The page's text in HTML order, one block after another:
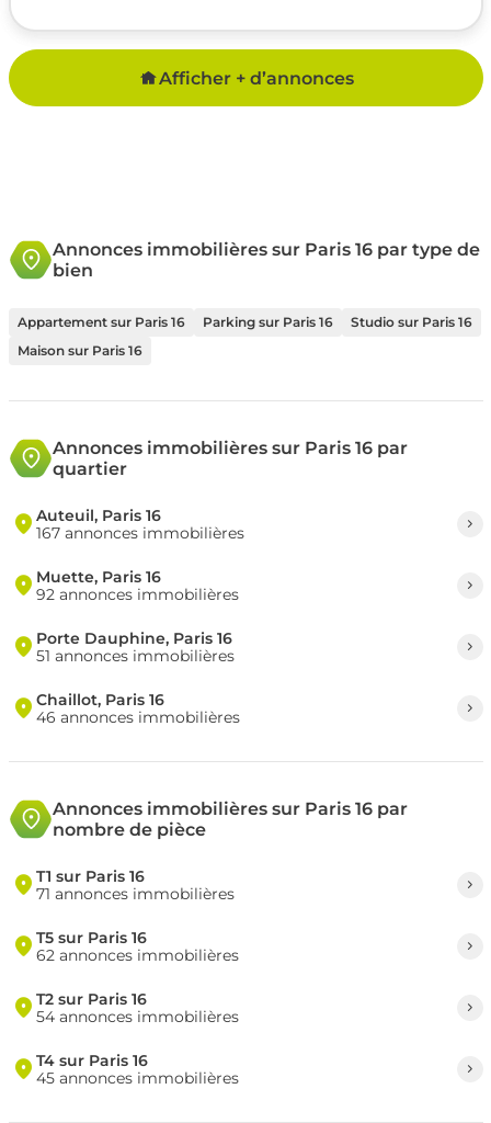
Afficher + d’annonces
Annonces immobilières sur Paris 16 par type de
bien
Appartement sur Paris 16 Parking sur Paris 16
Studio sur Paris 16
Maison sur Paris 16
Annonces immobilières sur Paris 16 par
quartier
Auteuil, Paris 16
167 annonces immobilières
Muette, Paris 16
92 annonces immobilières
Porte Dauphine, Paris 16
51 annonces immobilières
Chaillot, Paris 16
46 annonces immobilières
Annonces immobilières sur Paris 16 par
nombre de pièce
T1 sur Paris 16
71 annonces immobilières
T5 sur Paris 16
62 annonces immobilières
T2 sur Paris 16
54 annonces immobilières
T4 sur Paris 16
45 annonces immobilières